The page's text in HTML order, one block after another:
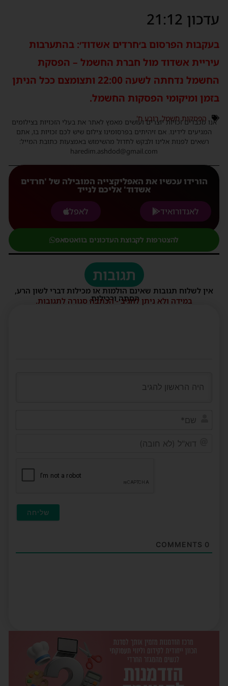
21:12
הפרסום ב׳חרדים אשדוד׳: בהתערבות
אשדוד מול חברת החשמל – הפסקת
החשמל נדחתה לשעה 22:00 ותצומצם ככל הניתן
ומיקומי הפסקות החשמל.
הפסקות חשמל,רובע ח'
אנו מכבדים זכויות יוצרים ועושים מאמץ לאתר את בעלי הזכויות בצילומים
המגיעים לידינו. אם זיהיתים בפרסומינו צילום שיש לכם זכויות בו, אתם
רשאים לפנות אלינו ולבקש לחדול מהשימוש באמצעות כתובת המייל:
haredim.ashdod@gmail.com
הורידו עכשיו את האפליקצייה המובילה של 'חרדים
אשדוד' אליכם לנייד
לאנדורואיד
לאפל
להצטרפות לקבוצת העדכונים בוואטסאפ
תגובות
אין לשלוח תגובות שאינם הולמות או מכילות דברי לשון הרע,
הסתה ורכילות.
במידה ולא ניתן להגיב - הכתבה סגורה לתגובות.